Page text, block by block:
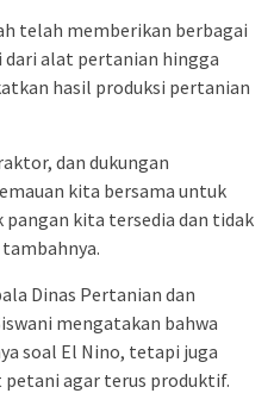
telah memberikan berbagai
dari alat pertanian hingga
hasil produksi pertanian
dan dukungan
kita bersama untuk
pangan kita tersedia dan tidak
Dinas Pertanian dan
mengatakan bahwa
soal El Nino, tetapi juga
agar terus produktif.